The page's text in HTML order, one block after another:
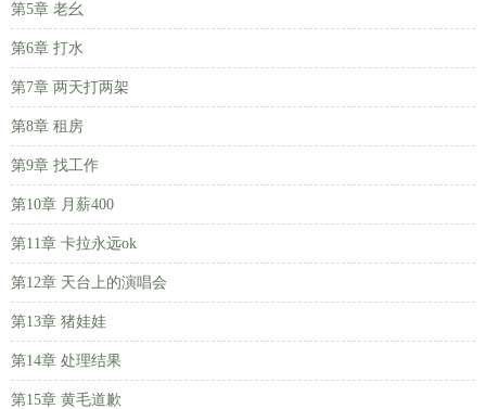
第5章 老幺
第6章 打水
第7章 两天打两架
第8章 租房
第9章 找工作
第10章 月薪400
第11章 卡拉永远ok
第12章 天台上的演唱会
第13章 猪娃娃
第14章 处理结果
第15章 黄毛道歉